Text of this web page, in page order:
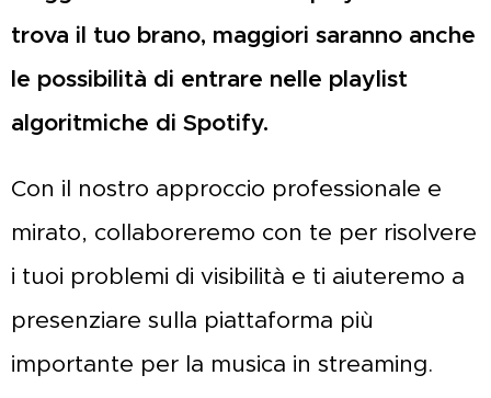
trova il tuo brano, maggiori saranno anche
le possibilità di entrare nelle playlist
algoritmiche di Spotify.
Con il nostro approccio professionale e
mirato, collaboreremo con te per risolvere
i tuoi problemi di visibilità e ti aiuteremo a
presenziare sulla piattaforma più
importante per la musica in streaming.